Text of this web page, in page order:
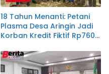
18 Tahun Menanti: Petani
Plasma Desa Aringin Jadi
Korban Kredit Fiktif Rp760